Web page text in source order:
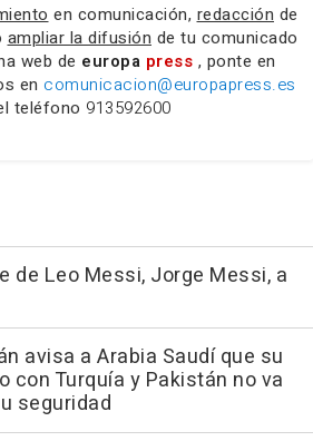
en comunicación, redacción de
ampliar la difusión de tu comunicado
web de europa press , ponte en
en comunicacion@europapress.es
teléfono 913592600
de Leo Messi, Jorge Messi, a
avisa a Arabia Saudí que su
con Turquía y Pakistán no va
seguridad